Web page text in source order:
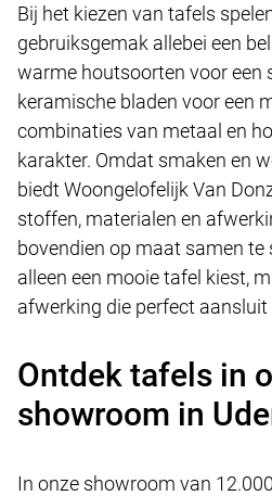
Bij het kiezen van tafels
gebruiksgemak allebei een
warme houtsoorten voor een
keramische bladen voor een
combinaties van metaal en
karakter. Omdat smaken en
biedt Woongelofelijk Van
stoffen, materialen en
bovendien op maat samen te
alleen een mooie tafel kiest,
afwerking die perfect
Ontdek tafels in
showroom in
In onze showroom van